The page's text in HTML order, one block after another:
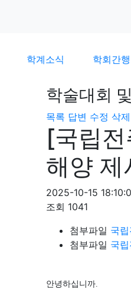
학계소식 학회간
학술대회
목록 답변 수정 삭제
[국립
해양 제
2025-10-15
조회 1041
첨부파일 국
첨부파일 국
안녕하십니까.